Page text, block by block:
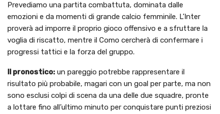
Prevediamo una partita combattuta, dominata dalle
emozioni e da momenti di grande calcio femminile. L’Inter
proverà ad imporre il proprio gioco offensivo e a sfruttare la
voglia di riscatto, mentre il Como cercherà di confermare i
progressi tattici e la forza del gruppo.
Il pronostico: un pareggio potrebbe rappresentare il
risultato più probabile, magari con un goal per parte, ma non
sono esclusi colpi di scena da una delle due squadre, pronte
a lottare fino all’ultimo minuto per conquistare punti preziosi